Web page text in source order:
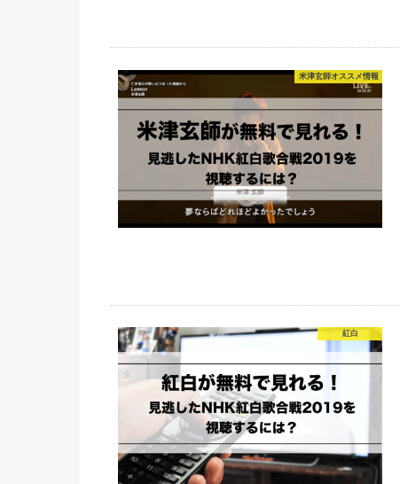
米津玄師オススメ情報
紅白